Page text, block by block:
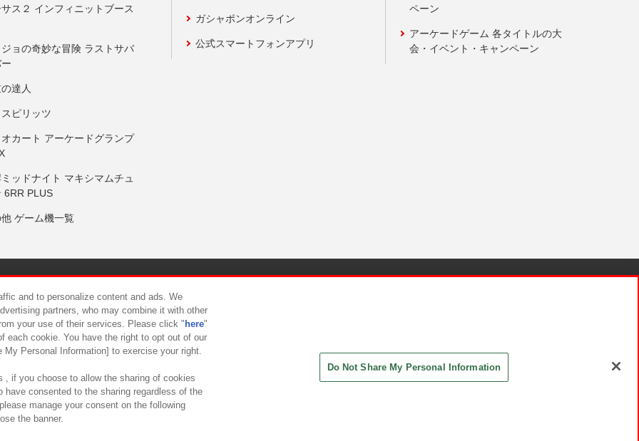
ス２ インフィニットブース
ョの奇妙な冒険 ラストサバ
達人
ピリッツ
カート アーケードグランプ
ッドナイト マキシマムチュ
6RR PLUS
ゲーム機一覧
ガシャポンオンライン
公式スマートフォンアプリ
ペーン
アーケードゲーム 各タイトルの大
会・イベント・キャンペーン
について カスタマーハラスメント対応方針
and to personalize content and ads. We
partners, who may combine it with other
your use of their services. Please click " here"
each cookie. You have the right to opt out of our
Personal Information] to exercise your right.
, if you choose to allow the sharing of cookies
have consented to the sharing regardless of the
manage your consent on the following
the banner.
Do Not Share My Personal Information